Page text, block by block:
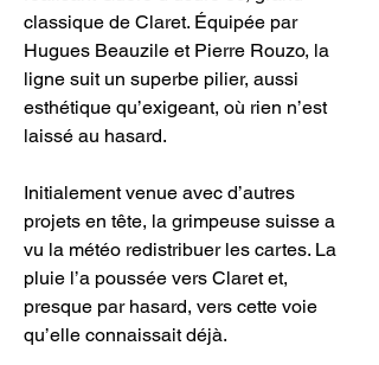
classique de Claret. Équipée par
Hugues Beauzile et Pierre Rouzo, la
ligne suit un superbe pilier, aussi
esthétique qu’exigeant, où rien n’est
laissé au hasard.
Initialement venue avec d’autres
projets en tête, la grimpeuse suisse a
vu la météo redistribuer les cartes. La
pluie l’a poussée vers Claret et,
presque par hasard, vers cette voie
qu’elle connaissait déjà.